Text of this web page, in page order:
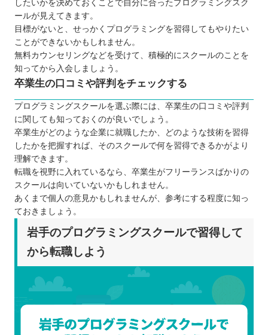
したいかを決めておくことで自分に合ったプログラミングスク
ールが見えてきます。
目標がないと、せっかくプログラミングを習得してもやりたい
ことができないかもしれません。
無料カウンセリングなどを受けて、積極的にスクールのことを
知ってから入会しましょう。
卒業生の口コミや評判をチェックする
プログラミングスクールを選ぶ際には、卒業生の口コミや評判
に関しても知っておくのが良いでしょう。
卒業生がどのような企業に就職したか、どのような技術を習得
したかを把握すれば、そのスクールで何を習得できるかがより
理解できます。
転職を視野に入れているなら、卒業生がフリーランスばかりの
スクールは向いていないかもしれません。
あくまで個人の意見かもしれませんが、参考にする程度に知っ
ておきましょう。
岩手のプログラミングスクールで習得して
から転職しよう